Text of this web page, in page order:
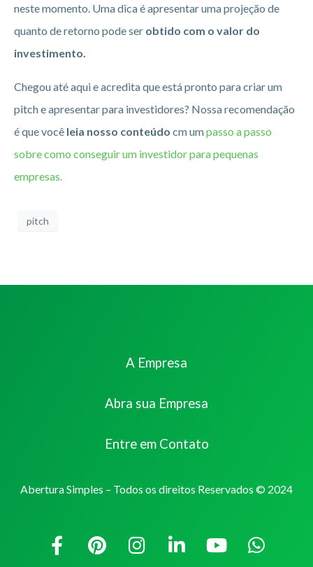
neste momento. Uma dica é apresentar uma projeção de
quanto de retorno pode ser obtido com o valor do
investimento.
Chegou até aqui e acredita que está pronto para criar um
pitch e apresentar para investidores? Nossa recomendação
é que você leia nosso conteúdo cm umpasso a passo
sobre como conseguir um investidor para pequenas
empresas.
pitch
A Empresa
Abra sua Empresa
Entre em Contato
Abertura Simples – Todos os direitos Reservados © 2024